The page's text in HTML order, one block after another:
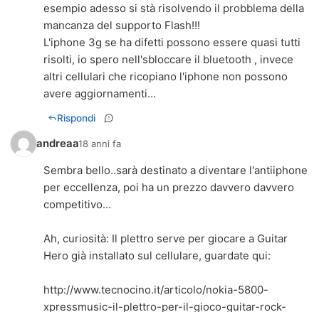
esempio adesso si stà risolvendo il probblema della
mancanza del supporto Flash!!!
L'iphone 3g se ha difetti possono essere quasi tutti
risolti, io spero nell'sbloccare il bluetooth , invece
altri cellulari che ricopiano l'iphone non possono
avere aggiornamenti...
Rispondi
andreaa18 anni fa
Sembra bello..sarà destinato a diventare l'antiiphone
per eccellenza, poi ha un prezzo davvero davvero
competitivo...
Ah, curiosità: Il plettro serve per giocare a Guitar
Hero già installato sul cellulare, guardate qui:
http://www.tecnocino.it/articolo/nokia-5800-
xpressmusic-il-plettro-per-il-gioco-guitar-rock-